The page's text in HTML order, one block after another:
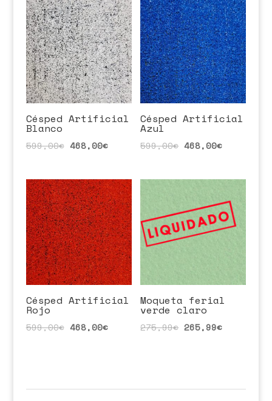
Césped Artificial
Blanco
599,00€ 468,00€
Césped Artificial
Azul
599,00€ 468,00€
Césped Artificial
Rojo
599,00€ 468,00€
Moqueta ferial
verde claro
275,99€ 265,99€